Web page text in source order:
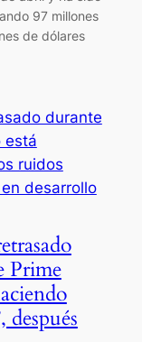
97 millones
de dólares
Prime
después